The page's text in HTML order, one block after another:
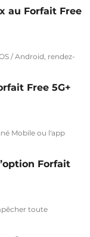
au Forfait Free
/ Android, rendez-
Free 5G+
Mobile ou l'app
Forfait
toute